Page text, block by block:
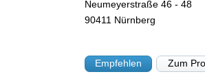
Neumeyerstraße 46 - 48
90411 Nürnberg
Empfehlen Zum